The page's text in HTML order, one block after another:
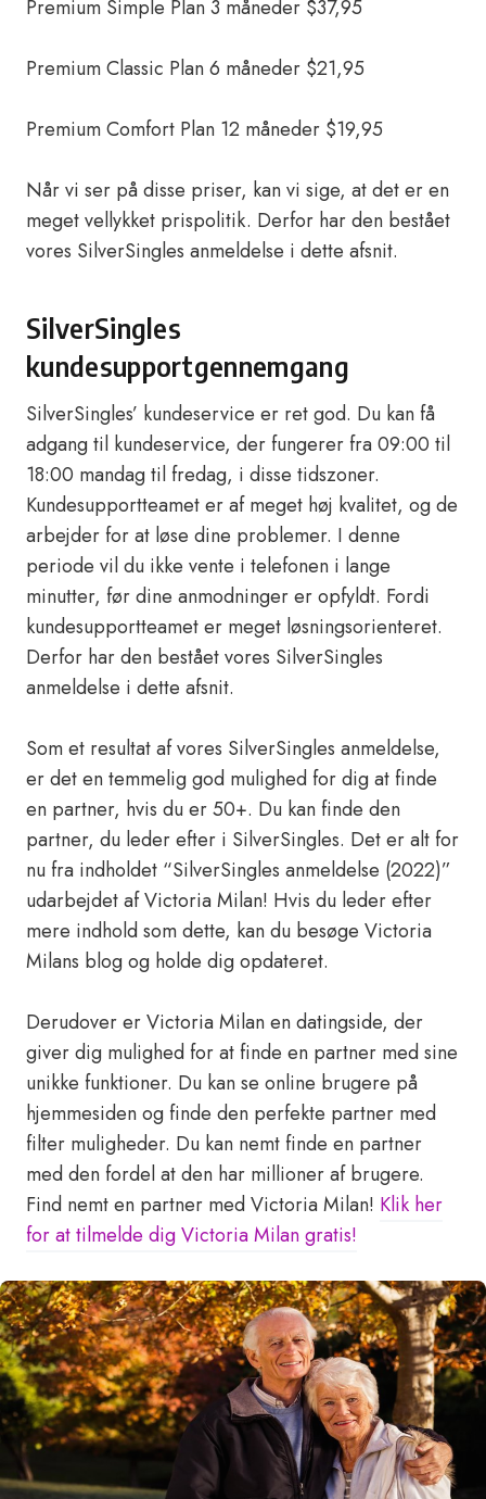
Premium Simple Plan 3 måneder $37,95
Premium Classic Plan 6 måneder $21,95
Premium Comfort Plan 12 måneder $19,95
Når vi ser på disse priser, kan vi sige, at det er en
meget vellykket prispolitik. Derfor har den bestået
vores SilverSingles anmeldelse i dette afsnit.
SilverSingles
kundesupportgennemgang
SilverSingles’ kundeservice er ret god. Du kan få
adgang til kundeservice, der fungerer fra 09:00 til
18:00 mandag til fredag, i disse tidszoner.
Kundesupportteamet er af meget høj kvalitet, og de
arbejder for at løse dine problemer. I denne
periode vil du ikke vente i telefonen i lange
minutter, før dine anmodninger er opfyldt. Fordi
kundesupportteamet er meget løsningsorienteret.
Derfor har den bestået vores SilverSingles
anmeldelse i dette afsnit.
Som et resultat af vores SilverSingles anmeldelse,
er det en temmelig god mulighed for dig at finde
en partner, hvis du er 50+. Du kan finde den
partner, du leder efter i SilverSingles. Det er alt for
nu fra indholdet “SilverSingles anmeldelse (2022)”
udarbejdet af Victoria Milan! Hvis du leder efter
mere indhold som dette, kan du besøge Victoria
Milans blog og holde dig opdateret.
Derudover er Victoria Milan en datingside, der
giver dig mulighed for at finde en partner med sine
unikke funktioner. Du kan se online brugere på
hjemmesiden og finde den perfekte partner med
filter muligheder. Du kan nemt finde en partner
med den fordel at den har millioner af brugere.
Find nemt en partner med Victoria Milan! Klik her
for at tilmelde dig Victoria Milan gratis!